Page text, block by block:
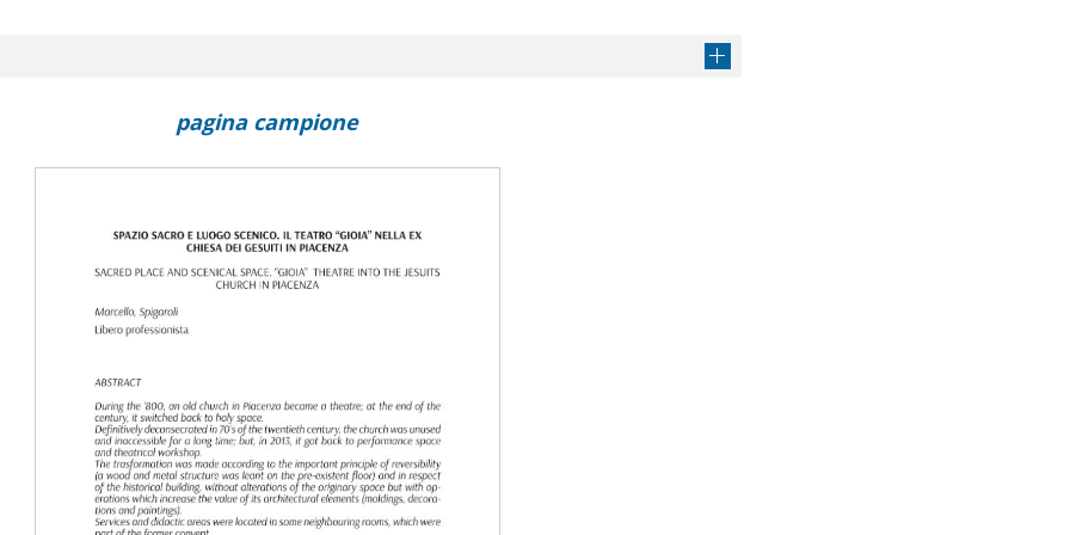
identità? Ottieni capitolo
herramienta para la valoración del patrimonio común en centros
de Malaga : su recuperación y revalorización en el centro historico
centre in perspective with the italian experience
industriale in Cina : tattiche e processi di rigenerazione
il 1908 : centro e periferie
pagina campione